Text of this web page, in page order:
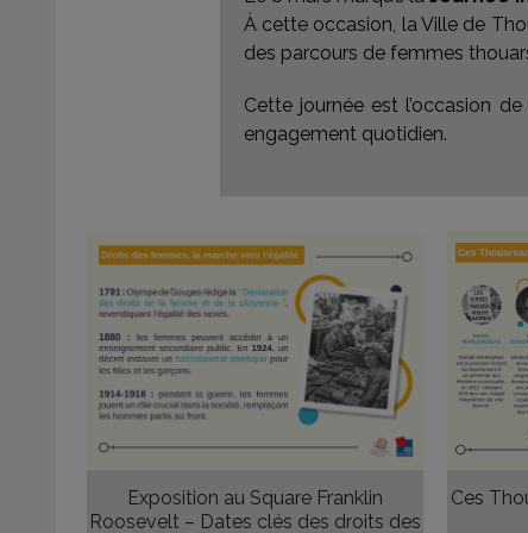
À cette occasion, la Ville de
des parcours de femmes
Cette journée est l’occasion
engagement quotidien.
Exposition au Square Franklin
Roosevelt – Dates clés des droits des
Ces